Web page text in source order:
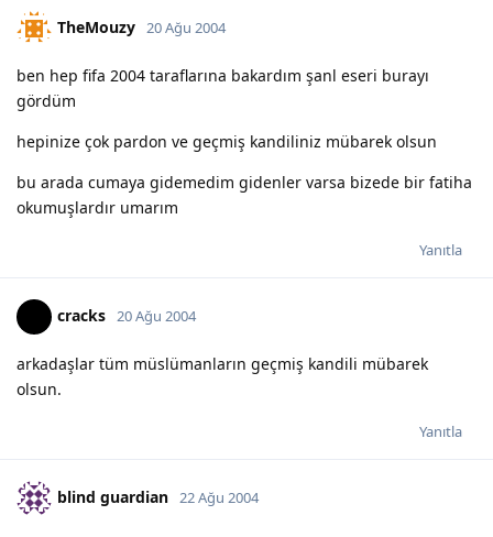
TheMouzy 20 Ağu 2004
ben hep fifa 2004 taraflarına bakardım şanl eseri burayı
gördüm
hepinize çok pardon ve geçmiş kandiliniz mübarek olsun
bu arada cumaya gidemedim gidenler varsa bizede bir fatiha
okumuşlardır umarım
Yanıtla
cracks 20 Ağu 2004
arkadaşlar tüm müslümanların geçmiş kandili mübarek
olsun.
Yanıtla
blind guardian 22 Ağu 2004